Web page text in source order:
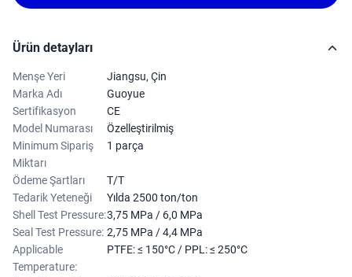
Ürün detayları
Menşe Yeri
Jiangsu, Çin
Marka Adı
Guoyue
Sertifikasyon
CE
Model Numarası
Özelleştirilmiş
Minimum Sipariş
Miktarı
1 parça
Ödeme Şartları
T/T
Tedarik Yeteneği
Yılda 2500 ton/ton
Shell Test Pressure:3,75 MPa / 6,0 MPa
Seal Test Pressure: 2,75 MPa / 4,4 MPa
Applicable
Temperature:
PTFE: ≤ 150°C / PPL: ≤ 250°C